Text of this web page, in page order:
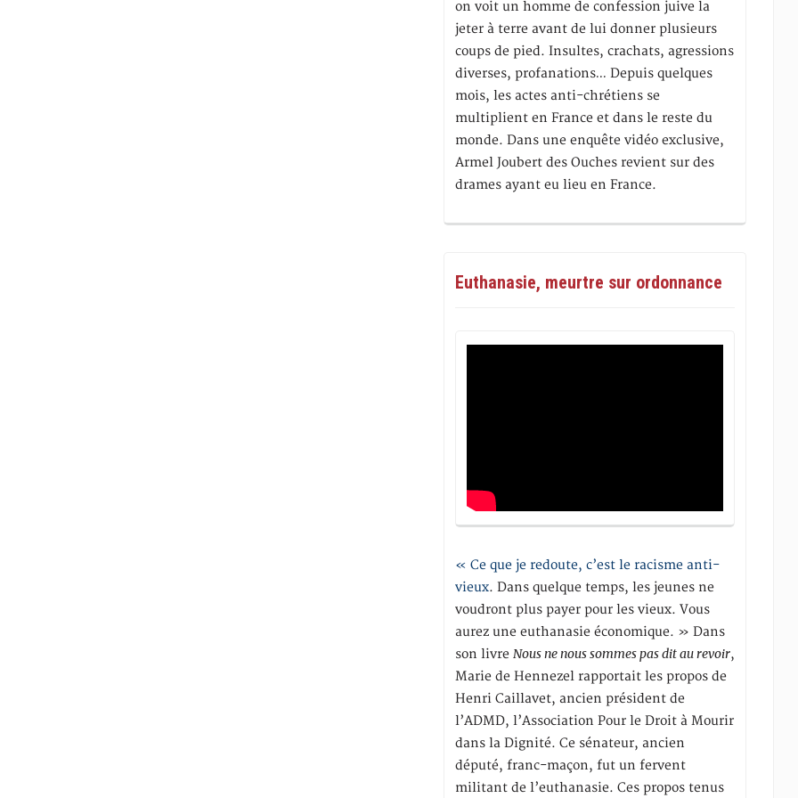
on voit un homme de confession juive la
jeter à terre avant de lui donner plusieurs
coups de pied. Insultes, crachats, agressions
diverses, profanations… Depuis quelques
mois, les actes anti-chrétiens se
multiplient en France et dans le reste du
monde. Dans une enquête vidéo exclusive,
Armel Joubert des Ouches revient sur des
drames ayant eu lieu en France.
Euthanasie, meurtre sur ordonnance
« Ce que je redoute, c’est le racisme anti-
vieux. Dans quelque temps, les jeunes ne
voudront plus payer pour les vieux. Vous
aurez une euthanasie économique. » Dans
son livreNous ne nous sommes pas dit au revoir,
Marie de Hennezel rapportait les propos de
Henri Caillavet, ancien président de
l’ADMD, l’Association Pour le Droit à Mourir
dans la Dignité. Ce sénateur, ancien
député, franc-maçon, fut un fervent
militant de l’euthanasie. Ces propos tenus